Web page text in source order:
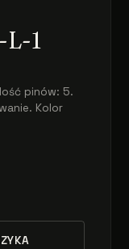
L-1
pinów: 5.
Kolor